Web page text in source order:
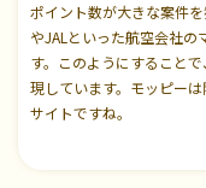
ポイント数が大きな案件
やJALといった航空会社
す。このようにすること
現しています。モッピー
サイトですね。